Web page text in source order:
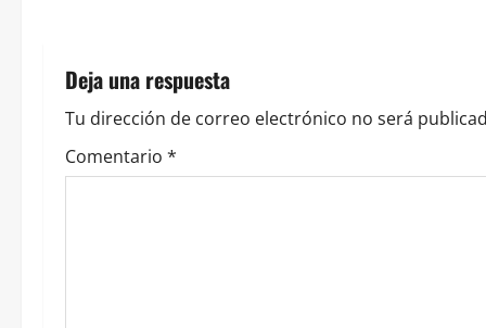
n
d
e
Deja una respuesta
Tu dirección de correo electrónico no será
Comentario *